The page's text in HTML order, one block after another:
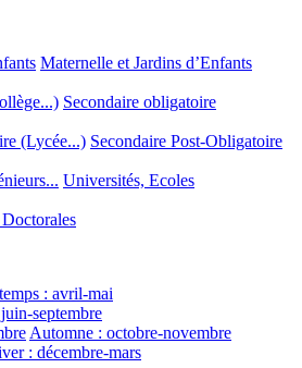
Maternelle et Jardins d’Enfants
Secondaire obligatoire
(Lycée...) Secondaire Post-Obligatoire
Universités, Ecoles
: avril-mai
septembre
Automne : octobre-novembre
: décembre-mars